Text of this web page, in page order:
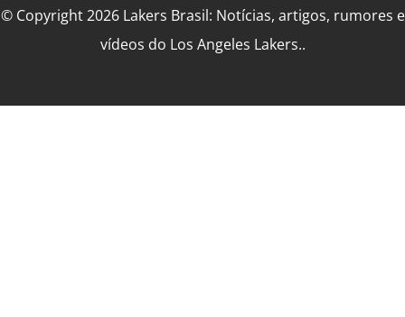
© Copyright 2026 Lakers Brasil: Notícias, artigos, rumores e
vídeos do Los Angeles Lakers..